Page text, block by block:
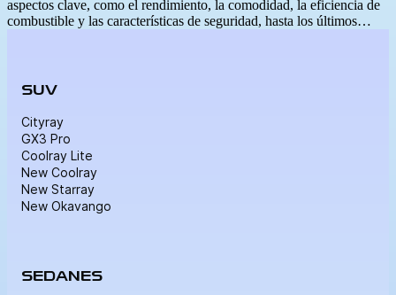
aspectos clave, como el rendimiento, la comodidad, la eficiencia de
combustible y las características de seguridad, hasta los últimos…
SUV
Cityray
GX3 Pro
Coolray Lite
New Coolray
New Starray
New Okavango
SEDANES